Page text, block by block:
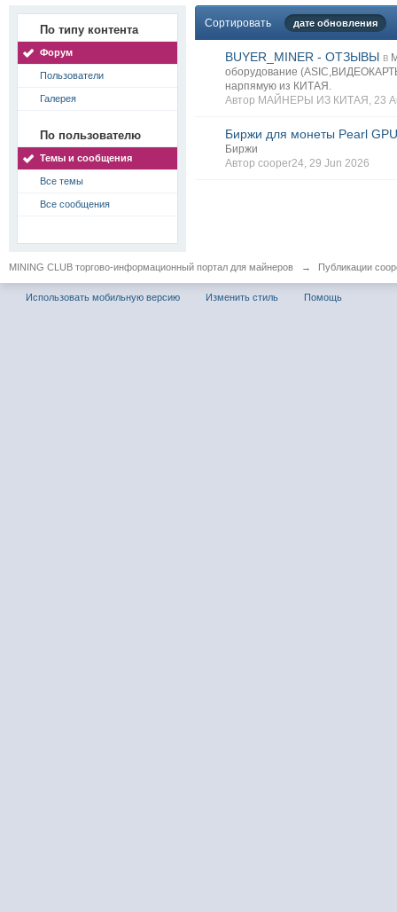
По типу контента
Форум
Пользователи
Галерея
По пользователю
Темы и сообщения
Все темы
Все сообщения
Сортировать дате обновления
BUYER_MINER - ОТЗЫВЫ в
оборудование
нарпямую из КИТАЯ.
Автор МАЙНЕРЫ ИЗ КИТАЯ , 23
Биржи для монеты Pearl
Биржи
Автор cooper24, 29 Jun 2026
MINING CLUB торгово-информационный портал для майнеров → Публикации
Использовать мобильную версию Изменить стиль Помощь